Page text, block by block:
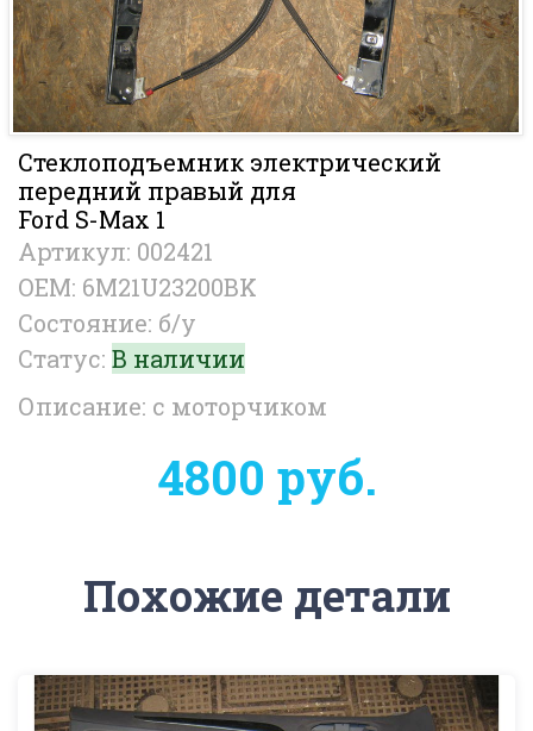
Стеклоподъемник электрический
передний правый для
Ford S-Max 1
Артикул: 002421
OEM: 6M21U23200BK
Состояние: б/у
Статус: В наличии
Описание: с моторчиком
4800 руб.
Похожие детали